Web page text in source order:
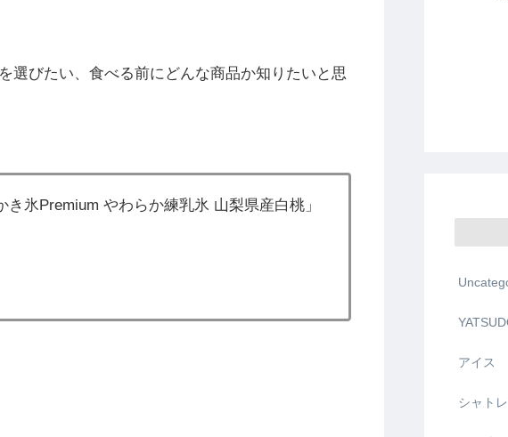
選びたい、食べる前にどんな商品か知りたいと思
氷Premium やわらか練乳氷 山梨県産白桃」
アイス
シャト